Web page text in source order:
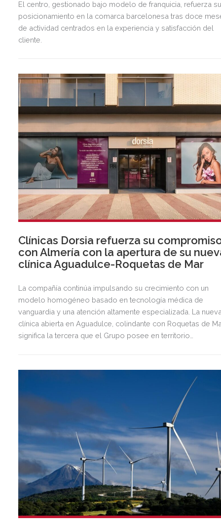
El centro, gestionado bajo modelo de franquicia, refuerza
posicionamiento en la comarca barcelonesa tras doce
de actividad centrados en la experiencia y satisfacción del
cliente.
Clínicas Dorsia refuerza su
con Almería con la apertura de su
clínica Aguadulce-Roquetas de Mar
La compañía continúa impulsando su crecimiento con un
modelo homogéneo basado en tecnología médica de
vanguardia y una atención altamente especializada. La
clínica abierta en Aguadulce, colindante con Roquetas de
significa la tercera que el Grupo posee en territorio